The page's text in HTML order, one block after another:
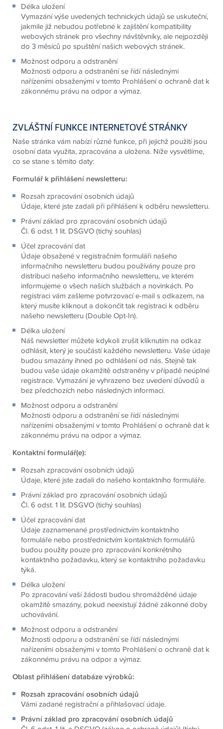
Délka uložení
Vymazání výše uvedených technických údajů se uskuteční,
jakmile již nebudou potřebné k zajištění kompatibility
webových stránek pro všechny návštěvníky, ale nejpozději
do 3 měsíců po spuštění našich webových stránek.
Možnost odporu a odstranění
Možnosti odporu a odstranění se řídí následnými
nařízeními obsaženými v tomto Prohlášení o ochraně dat k
zákonnému právu na odpor a výmaz.
ZVLÁŠTNÍ FUNKCE INTERNETOVÉ STRÁNKY
Naše stránka vám nabízí různé funkce, při jejichž použití jsou
osobní data využita, zpracována a uložena. Níže vysvětlíme,
co se stane s těmito daty:
Formulář k přihlášení newsletteru:
Rozsah zpracování osobních údajů
Údaje, které jste zadali při přihlášení k odběru newsletteru.
Právní základ pro zpracování osobních údajů
Čl. 6 odst. 1 lit. DSGVO (tichý souhlas)
Účel zpracování dat
Údaje obsažené v registračním formuláři našeho
informačního newsletteru budou používány pouze pro
distribuci našeho informačního newsletteru, ve kterém
informujeme o všech našich službách a novinkách. Po
registraci vám zašleme potvrzovací e-mail s odkazem, na
který musíte kliknout a dokončit tak registraci k odběru
našeho newsletteru (Double Opt-In).
Délka uložení
Náš newsletter můžete kdykoli zrušit kliknutím na odkaz
odhlásit, který je součástí každého newsletteru. Vaše údaje
budou smazány ihned po odhlášení od nás. Stejně tak
budou vaše údaje okamžitě odstraněny v případě neúplné
registrace. Vymazání je vyhrazeno bez uvedení důvodů a
bez předchozích nebo následných informací.
Možnost odporu a odstranění
Možnosti odporu a odstranění se řídí následnými
nařízeními obsaženými v tomto Prohlášení o ochraně dat k
zákonnému právu na odpor a výmaz.
Kontaktní formulář(e):
Rozsah zpracování osobních údajů
Údaje, které jste zadali do našeho kontaktního formuláře.
Právní základ pro zpracování osobních údajů
Čl. 6 odst. 1 lit. DSGVO (tichý souhlas)
Účel zpracování dat
Údaje zaznamenané prostřednictvím kontaktního
formuláře nebo prostřednictvím kontaktních formulářů
budou použity pouze pro zpracování konkrétního
kontaktního požadavku, který se kontaktního požadavku
týká.
Délka uložení
Po zpracování vaší žádosti budou shromážděné údaje
okamžitě smazány, pokud neexistují žádné zákonné doby
uchovávání.
Možnost odporu a odstranění
Možnosti odporu a odstranění se řídí následnými
nařízeními obsaženými v tomto Prohlášení o ochraně dat k
zákonnému právu na odpor a výmaz.
Oblast přihlášení databáze výrobků:
Rozsah zpracování osobních údajů
Vámi zadané registrační a přihlašovací údaje.
Právní základ pro zpracování osobních údajů